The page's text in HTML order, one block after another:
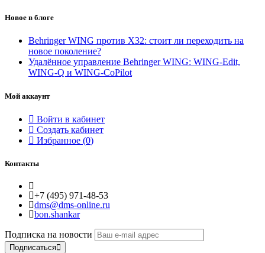
Новое в блоге
Behringer WING против X32: стоит ли переходить на
новое поколение?
Удалённое управление Behringer WING: WING-Edit,
WING-Q и WING-CoPilot
Мой аккаунт
Войти в кабинет
Создать кабинет
Избранное (0)
Контакты
+7 (495) 971-48-53
dms@dms-online.ru
bon.shankar
Подписка на новости
Подписаться